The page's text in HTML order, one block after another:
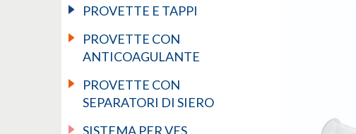
PROVETTE E TAPPI
PROVETTE CON
ANTICOAGULANTE
PROVETTE CON
SEPARATORI DI SIERO
SISTEMA PER VES